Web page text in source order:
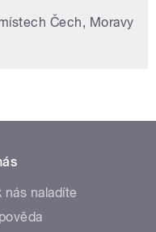
Čech, Moravy
nás naladíte